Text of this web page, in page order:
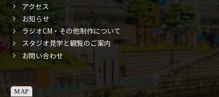
アクセス
お知らせ
ラジオCM・その他制作について
スタジオ見学と観覧のご案内
お問い合わせ
MAP